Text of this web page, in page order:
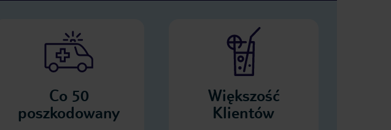
Co 50
poszkodowany
Większość
Klientów